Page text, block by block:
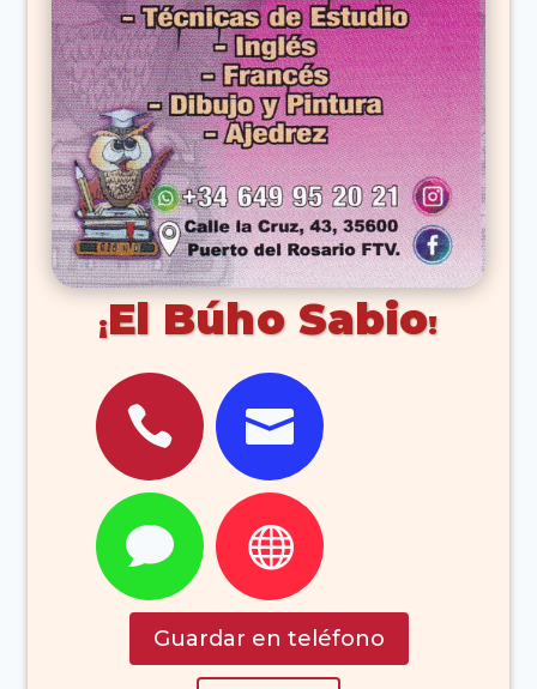
El Búho Sabio
 
 
Guardar en teléfono